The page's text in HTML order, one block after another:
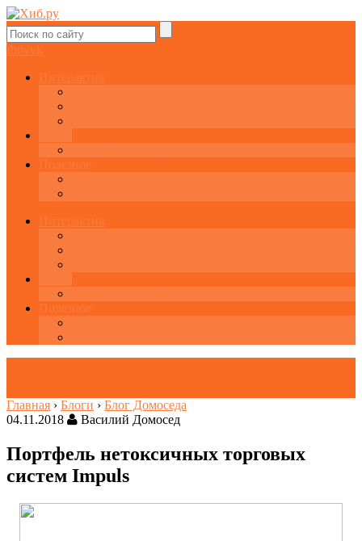
fbtw vk
Интерактив
Полезное
Интерактив
Полезное
Главная › Блоги › Блог Домоседа
04.11.2018
Василий Домосед
Портфель нетоксичных торговых
систем Impuls